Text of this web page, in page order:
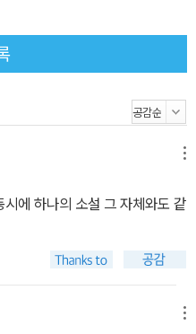
에 하나의 소설 그 자체와도 같